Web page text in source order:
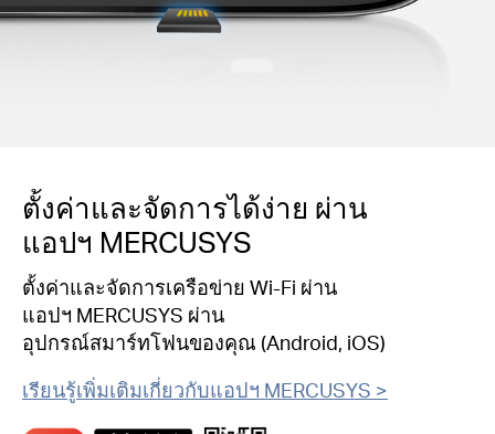
ตั้งค่าและจัดการได้ง่าย ผ่าน
แอปฯ MERCUSYS
ตั้งค่าและจัดการเครือข่าย Wi-Fi ผ่าน
แอปฯ MERCUSYS ผ่าน
อุปกรณ์สมาร์ทโฟนของคุณ (Android, iOS)
เรียนรู้เพิ่มเติมเกี่ยวกับแอปฯ MERCUSYS >